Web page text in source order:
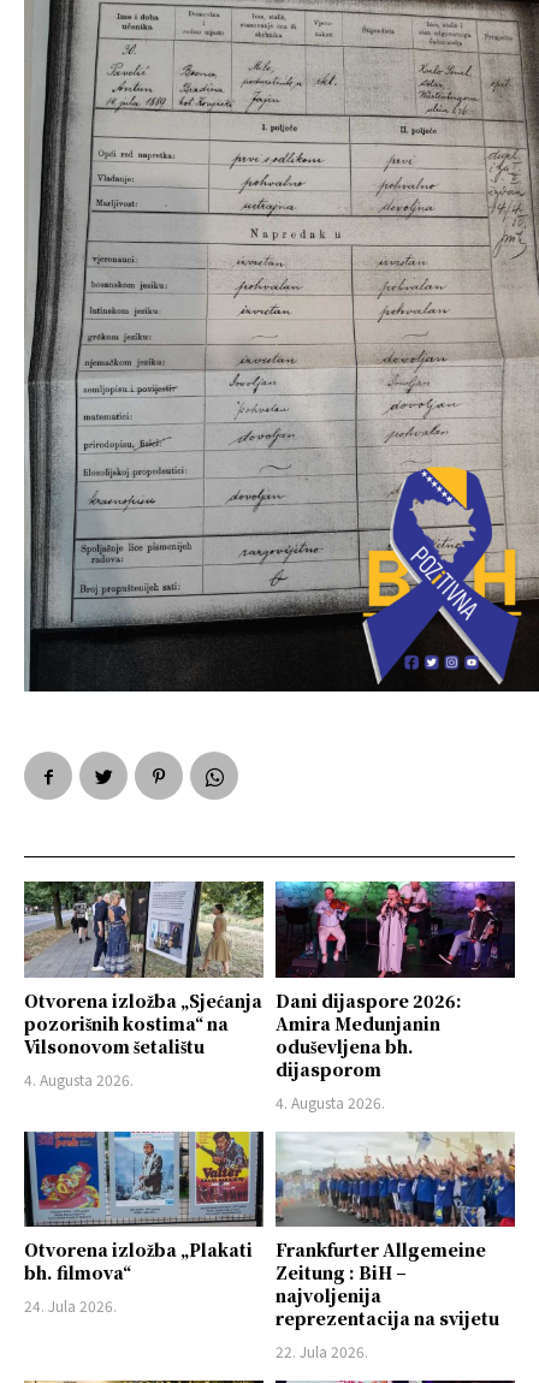
Otvorena izložba „Sjećanja
pozorišnih kostima“ na
Vilsonovom šetalištu
4. Augusta 2026.
Dani dijaspore 2026:
Amira Medunjanin
oduševljena bh.
dijasporom
4. Augusta 2026.
Otvorena izložba „Plakati
bh. filmova“
24. Jula 2026.
Frankfurter Allgemeine
Zeitung : BiH –
najvoljenija
reprezentacija na svijetu
22. Jula 2026.